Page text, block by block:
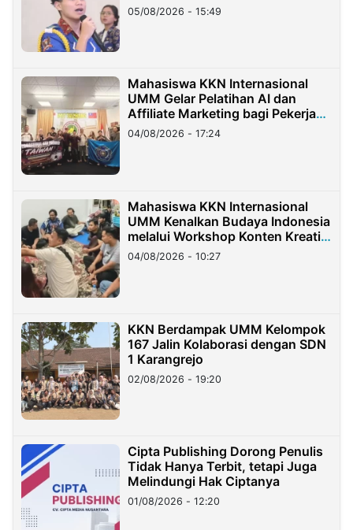
05/08/2026 - 15:49
Mahasiswa KKN Internasional
UMM Gelar Pelatihan AI dan
Affiliate Marketing bagi Pekerja
Migran Indonesia di Taiwan
04/08/2026 - 17:24
Mahasiswa KKN Internasional
UMM Kenalkan Budaya Indonesia
melalui Workshop Konten Kreatif
di Taiwan
04/08/2026 - 10:27
KKN Berdampak UMM Kelompok
167 Jalin Kolaborasi dengan SDN
1 Karangrejo
02/08/2026 - 19:20
Cipta Publishing Dorong Penulis
Tidak Hanya Terbit, tetapi Juga
Melindungi Hak Ciptanya
01/08/2026 - 12:20